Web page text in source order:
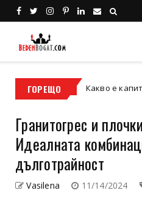
ГОРЕЩО
Бизнес Какво е капитал?
Гранитогрес и
Идеалната
дълготрайност
Vasilena 11/14/2024